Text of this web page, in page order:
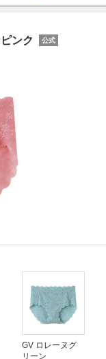
ンク 公式
GV ロレーヌグ
リーン